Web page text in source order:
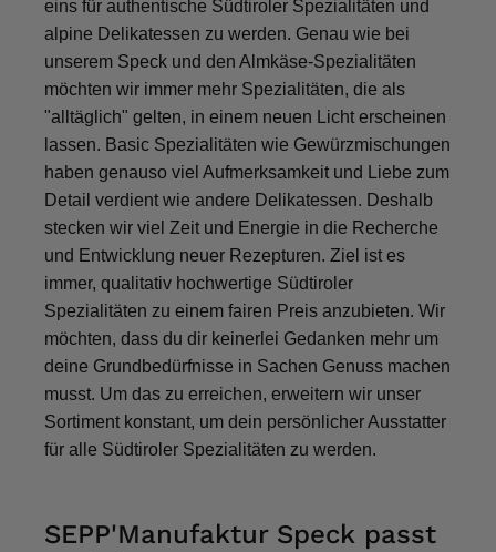
eins für authentische Südtiroler Spezialitäten und
alpine Delikatessen zu werden. Genau wie bei
unserem Speck und den Almkäse-Spezialitäten
möchten wir immer mehr Spezialitäten, die als
"alltäglich" gelten, in einem neuen Licht erscheinen
lassen. Basic Spezialitäten wie Gewürzmischungen
haben genauso viel Aufmerksamkeit und Liebe zum
Detail verdient wie andere Delikatessen. Deshalb
stecken wir viel Zeit und Energie in die Recherche
und Entwicklung neuer Rezepturen. Ziel ist es
immer, qualitativ hochwertige Südtiroler
Spezialitäten zu einem fairen Preis anzubieten. Wir
möchten, dass du dir keinerlei Gedanken mehr um
deine Grundbedürfnisse in Sachen Genuss machen
musst. Um das zu erreichen, erweitern wir unser
Sortiment konstant, um dein persönlicher Ausstatter
für alle Südtiroler Spezialitäten zu werden.
SEPP'Manufaktur Speck passt